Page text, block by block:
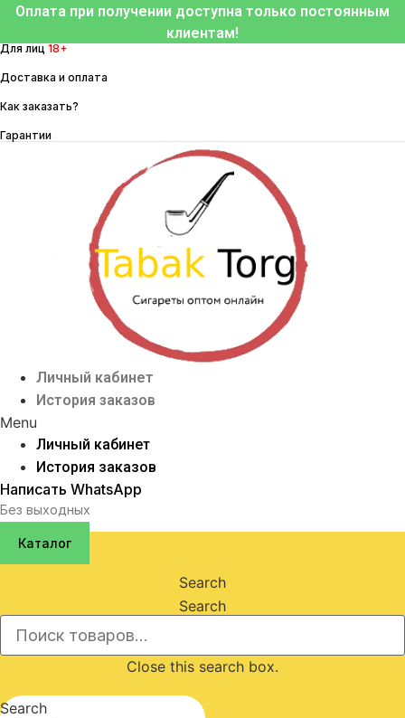
Перейти
содержимому
Оплата при получении доступна только постоянным
клиентам!
Для лиц 18+
Доставка и оплата
Как заказать?
Гарантии
Личный кабинет
История заказов
Menu
Личный кабинет
История заказов
Написать WhatsApp
Без выходных
Каталог
Search
Search
Close this search box.
Search